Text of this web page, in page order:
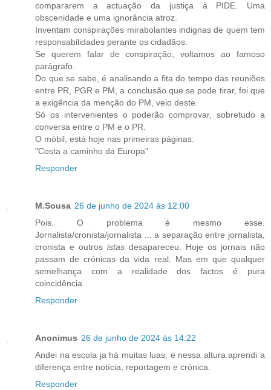
compararem a actuação da justiça à PIDE. Uma
obscenidade e uma ignorância atroz.
Inventam conspirações mirabolantes indignas de quem tem
responsabilidades perante os cidadãos.
Se querem falar de conspiração, voltamos ao famoso
parágrafo.
Do que se sabe, é analisando a fita do tempo das reuniões
entre PR, PGR e PM, a conclusão que se pode tirar, foi que
a exigência da menção do PM, veio deste.
Só os intervenientes o poderão comprovar, sobretudo a
conversa entre o PM e o PR.
O móbil, está hoje nas primeiras páginas:
"Costa a caminho da Europa"
Responder
M.Sousa 26 de junho de 2024 às 12:00
Pois. O problema é mesmo esse.
Jornalista/cronista/jornalista ... a separação entre jornalista,
cronista e outros istas desapareceu. Hoje os jornais não
passam de crónicas da vida real. Mas em que qualquer
semelhança com a realidade dos factos é pura
coincidência.
Responder
Anonimus 26 de junho de 2024 às 14:22
Andei na escola ja há muitas luas, e nessa altura aprendi a
diferença entre notícia, reportagem e crónica.
Responder